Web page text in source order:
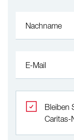
Nachname
E-Mail
Bleiben
Caritas-